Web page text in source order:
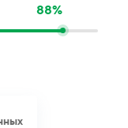
88%